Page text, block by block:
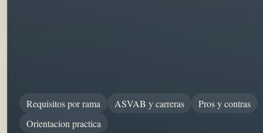
Requisitos por rama ASVAB y carreras
Pros y contras
Orientacion practica